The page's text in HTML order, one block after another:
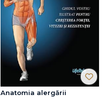
Anatomia alergării